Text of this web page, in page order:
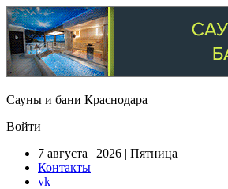
Сауны и бани Краснодара
Войти
7 августа | 2026 | Пятница
Контакты
vk